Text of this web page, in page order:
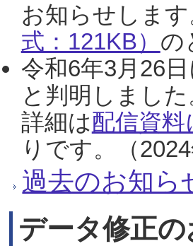
お知らせしま
式：121KB） の
令和6年3月26
と判明しまし
詳細は配信資
りです。（2024
過去のお知ら
データ修正